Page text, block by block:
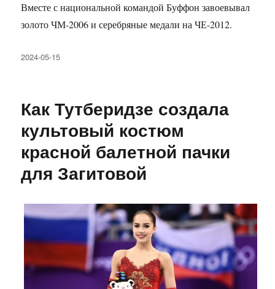
Вместе с национальной командой Буффон завоевывал
золото ЧМ-2006 и серебряные медали на ЧЕ-2012.
Опубликовано
2024-05-15
Как Тутберидзе создала
культовый костюм
красной балетной пачки
для Загитовой